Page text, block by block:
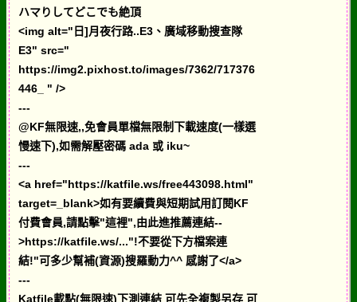
ハマりしてどこでも絶頂
<img alt="日]月夜行路..E3、廣域移動搜查隊
E3" src="
https://img2.pixhost.to/images/7362/717376
446_ " />
---
@KF無限速,,免會員單檔無限制下載速度(一樣選
慢速下),如需解壓密碼 ada 或 iku~
---
<a href="https://katfile.ws/free443098.html"
target=_blank>如有要續費與短期試用訂閱KF
付費會員,請點擊"這裡",由此進推薦連結--
>https://katfile.ws/..."!不要從下方檔案連
結!"可多少幫補(資源)搜羅動力^^ 感謝了</a>
---
Katfile載點(無限速)下測連結 可先全複製另存 可